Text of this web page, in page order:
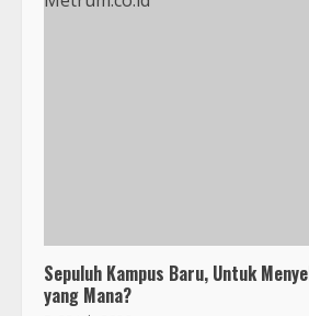
Sepuluh Kampus Baru, Untuk
yang Mana?